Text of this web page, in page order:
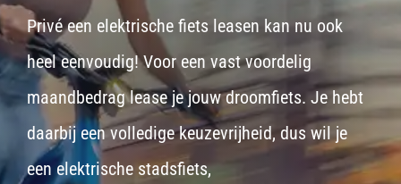
Privé een elektrische fiets leasen kan nu ook
heel eenvoudig! Voor een vast voordelig
maandbedrag lease je jouw droomfiets. Je hebt
daarbij een volledige keuzevrijheid, dus wil je
eenelektrische stadsfiets,